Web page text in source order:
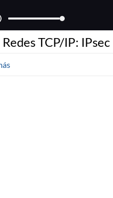
TCP/IP: IPsec